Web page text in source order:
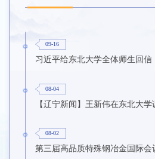
09-16
习近平给东北大学全体师生回信
08-04
【辽宁新闻】王新伟在东北大
08-02